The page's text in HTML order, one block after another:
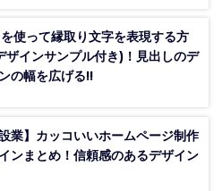
使って縁取り文字を表現する方
ザインサンプル付き)！見出しのデ
の幅を広げる!!
設業】カッコいいホームページ制作
ンまとめ！信頼感のあるデザイン